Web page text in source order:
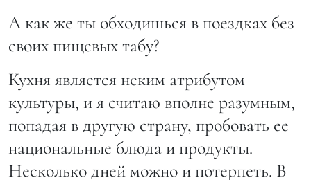
А как же ты обходишься в поездках без
своих пищевых табу?
Кухня является неким атрибутом
культуры, и я считаю вполне разумным,
попадая в другую страну, пробовать ее
национальные блюда и продукты.
Несколько дней можно и потерпеть. В